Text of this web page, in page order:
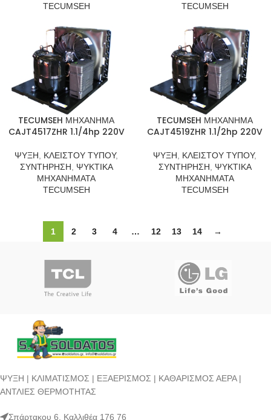
TECUMSEH
TECUMSEH
TECUMSEH ΜΗΧΑΝΗΜΑ
CAJT4517ZHR 1.1/4hp 220V
ΨΥΞΗ, ΚΛΕΙΣΤΟΥ ΤΥΠΟΥ,
ΣΥΝΤΗΡΗΣΗ, ΨΥΚΤΙΚΑ
ΜΗΧΑΝΗΜΑΤΑ
TECUMSEH
TECUMSEH ΜΗΧΑΝΗΜΑ
CAJT4519ZHR 1.1/2hp 220V
ΨΥΞΗ, ΚΛΕΙΣΤΟΥ ΤΥΠΟΥ,
ΣΥΝΤΗΡΗΣΗ, ΨΥΚΤΙΚΑ
ΜΗΧΑΝΗΜΑΤΑ
TECUMSEH
1 2 3 4 … 12 13 14 →
ΨΥΞΗ | ΚΛΙΜΑΤΙΣΜΟΣ | ΕΞΑΕΡΙΣΜΟΣ | ΚΑΘΑΡΙΣΜΟΣ ΑΕΡΑ |
ΑΝΤΛΙΕΣ ΘΕΡΜΟΤΗΤΑΣ
Σπάρτακου 6, Καλλιθέα 176 76